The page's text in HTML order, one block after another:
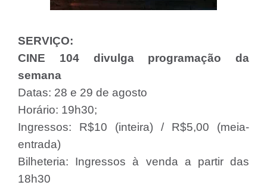
SERVIÇO:
CINE 104 divulga programação da
semana
Datas: 28 e 29 de agosto
Horário: 19h30;
Ingressos: R$10 (inteira) / R$5,00 (meia-
entrada)
Bilheteria: Ingressos à venda a partir das
18h30